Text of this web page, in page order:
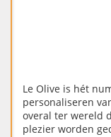
Le Olive is hét
personaliseren
overal ter wereld
plezier worden